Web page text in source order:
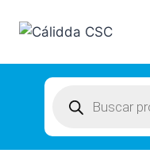
search